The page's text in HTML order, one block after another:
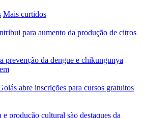
Mais curtidos
para aumento da produção de citros
prevenção da dengue e chikungunya
abre inscrições para cursos gratuitos
produção cultural são destaques da